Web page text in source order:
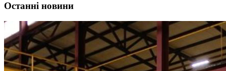
Останні новини